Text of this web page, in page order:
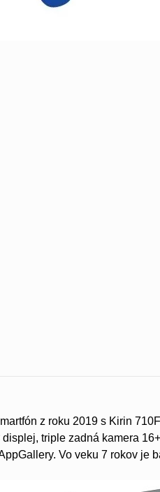
z roku 2019 s Kirin
triple zadná kamera
Vo veku 7 rokov je